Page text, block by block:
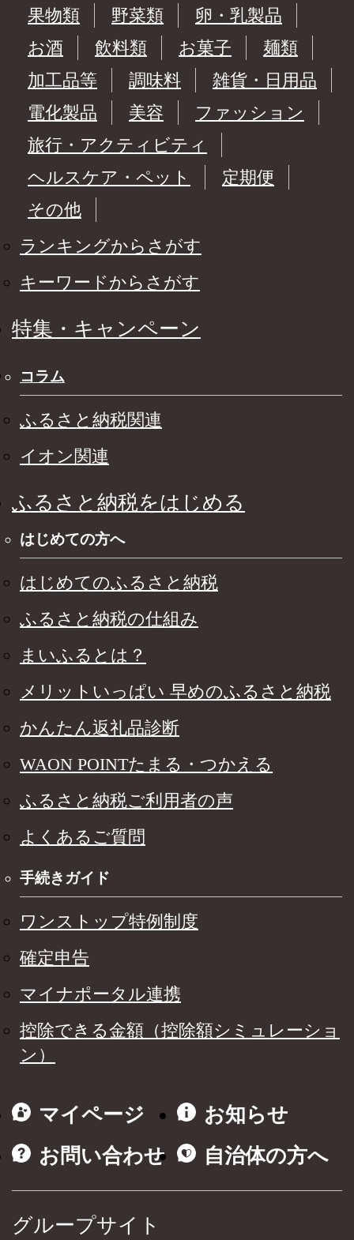
果物類
野菜類
卵・乳製品
お酒
飲料類 お菓子
麺類
加工品等
調味料
雑貨・日用品
電化製品
美容
ファッション
旅行・アクティビティ
ヘルスケア・ペット
定期便
その他
ランキングからさがす
キーワードからさがす
特集・キャンペーン
コラム
ふるさと納税関連
イオン関連
ふるさと納税をはじめる
はじめての方へ
はじめてのふるさと納税
ふるさと納税の仕組み
まいふるとは？
メリットいっぱい 早めのふるさと納税
かんたん返礼品診断
WAON POINTたまる・つかえる
ふるさと納税ご利用者の声
よくあるご質問
手続きガイド
ワンストップ特例制度
確定申告
マイナポータル連携
控除できる金額（控除額シミュレーショ
ン）
マイページ
お知らせ
お問い合わせ
自治体の方へ
グループサイト